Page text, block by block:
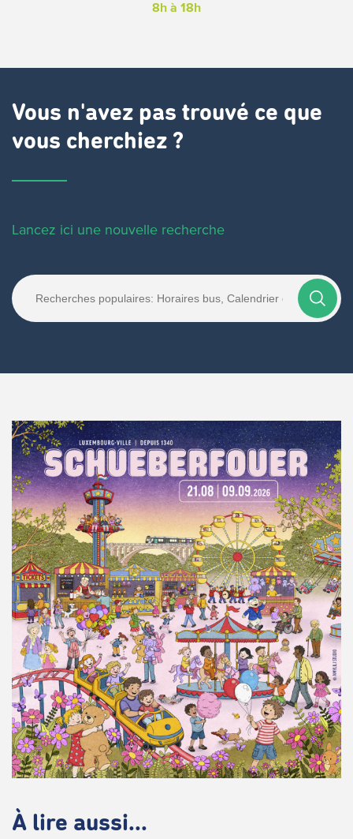
8h à 18h
Vous n'avez pas trouvé ce que
vous cherchiez ?
Lancez ici une nouvelle recherche
À lire aussi...